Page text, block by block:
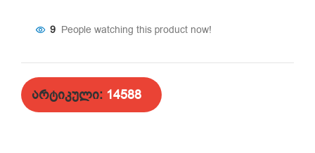
9 People watching this product now!
არტიკული: 14588